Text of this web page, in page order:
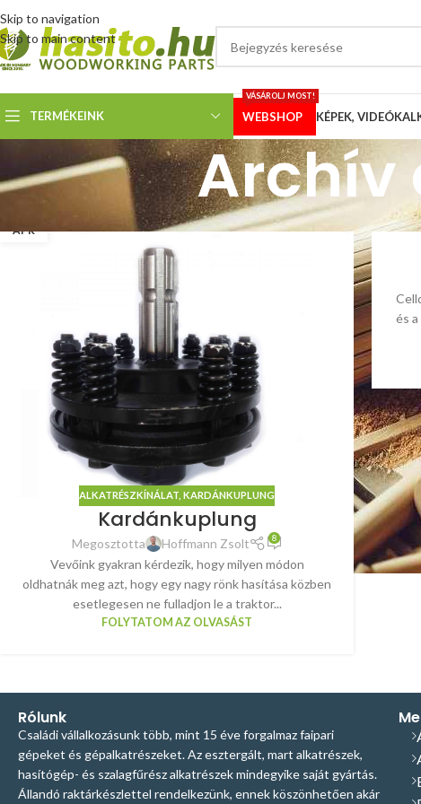
Skip to navigation
Skip to main content
TERMÉKEINK WEBSHOP
VÁSÁROLJ MOST!
KÉPEK, VIDEÓK
Archív
ÁPR
ALKATRÉSZKÍNÁLAT KARDÁNKUPLUNG
Kardánkuplung
Megosztotta Hoffmann Zsolt 8
Vevőink gyakran kérdezik, hogy milyen módon
oldhatnák meg azt, hogy egy nagy rönk hasítása közben
esetlegesen ne fulladjon le a traktor...
FOLYTATOM AZ OLVASÁST
és
Rólunk
Családi vállalkozásunk több, mint 15 éve forgalmaz faipari
gépeket és gépalkatrészeket. Az esztergált, mart alkatrészek,
hasítógép- és szalagfűrész alkatrészek mindegyike saját gyártás.
Állandó raktárkészlettel rendelkezünk, ennek köszönhetően akár